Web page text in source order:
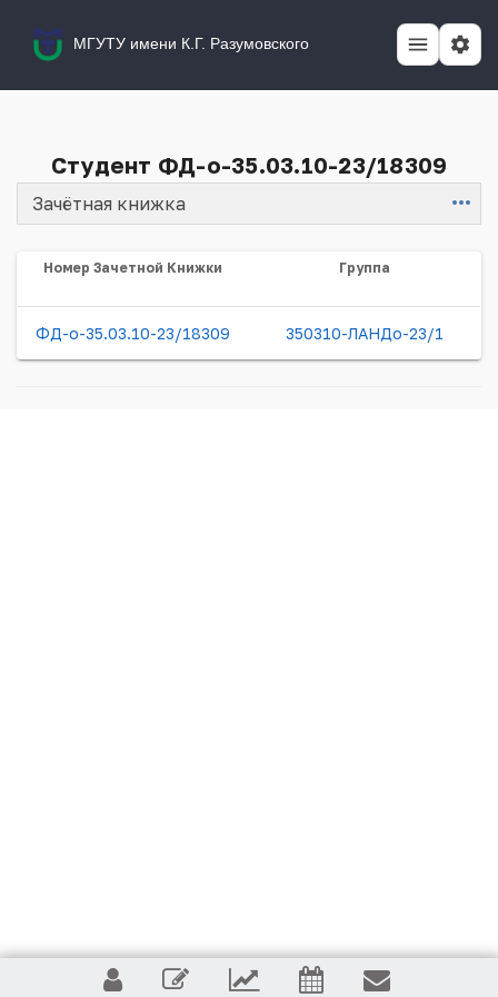
МГУТУ имени К.Г. Разумовского
Студент ФД-о-35.03.10-23/18309
Зачётная книжка Item
Номер Зачетной Книжки Группа
ФД-о-35.03.10-23/18309 350310-ЛАНДо-23/1